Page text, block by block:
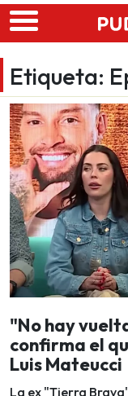
Skip to main content
Etiqueta:
"No hay
confirma el
Luis Mateucci
La ex "Tierra